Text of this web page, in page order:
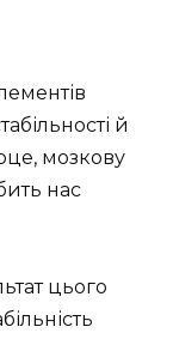
й
мозкову
нас
цього